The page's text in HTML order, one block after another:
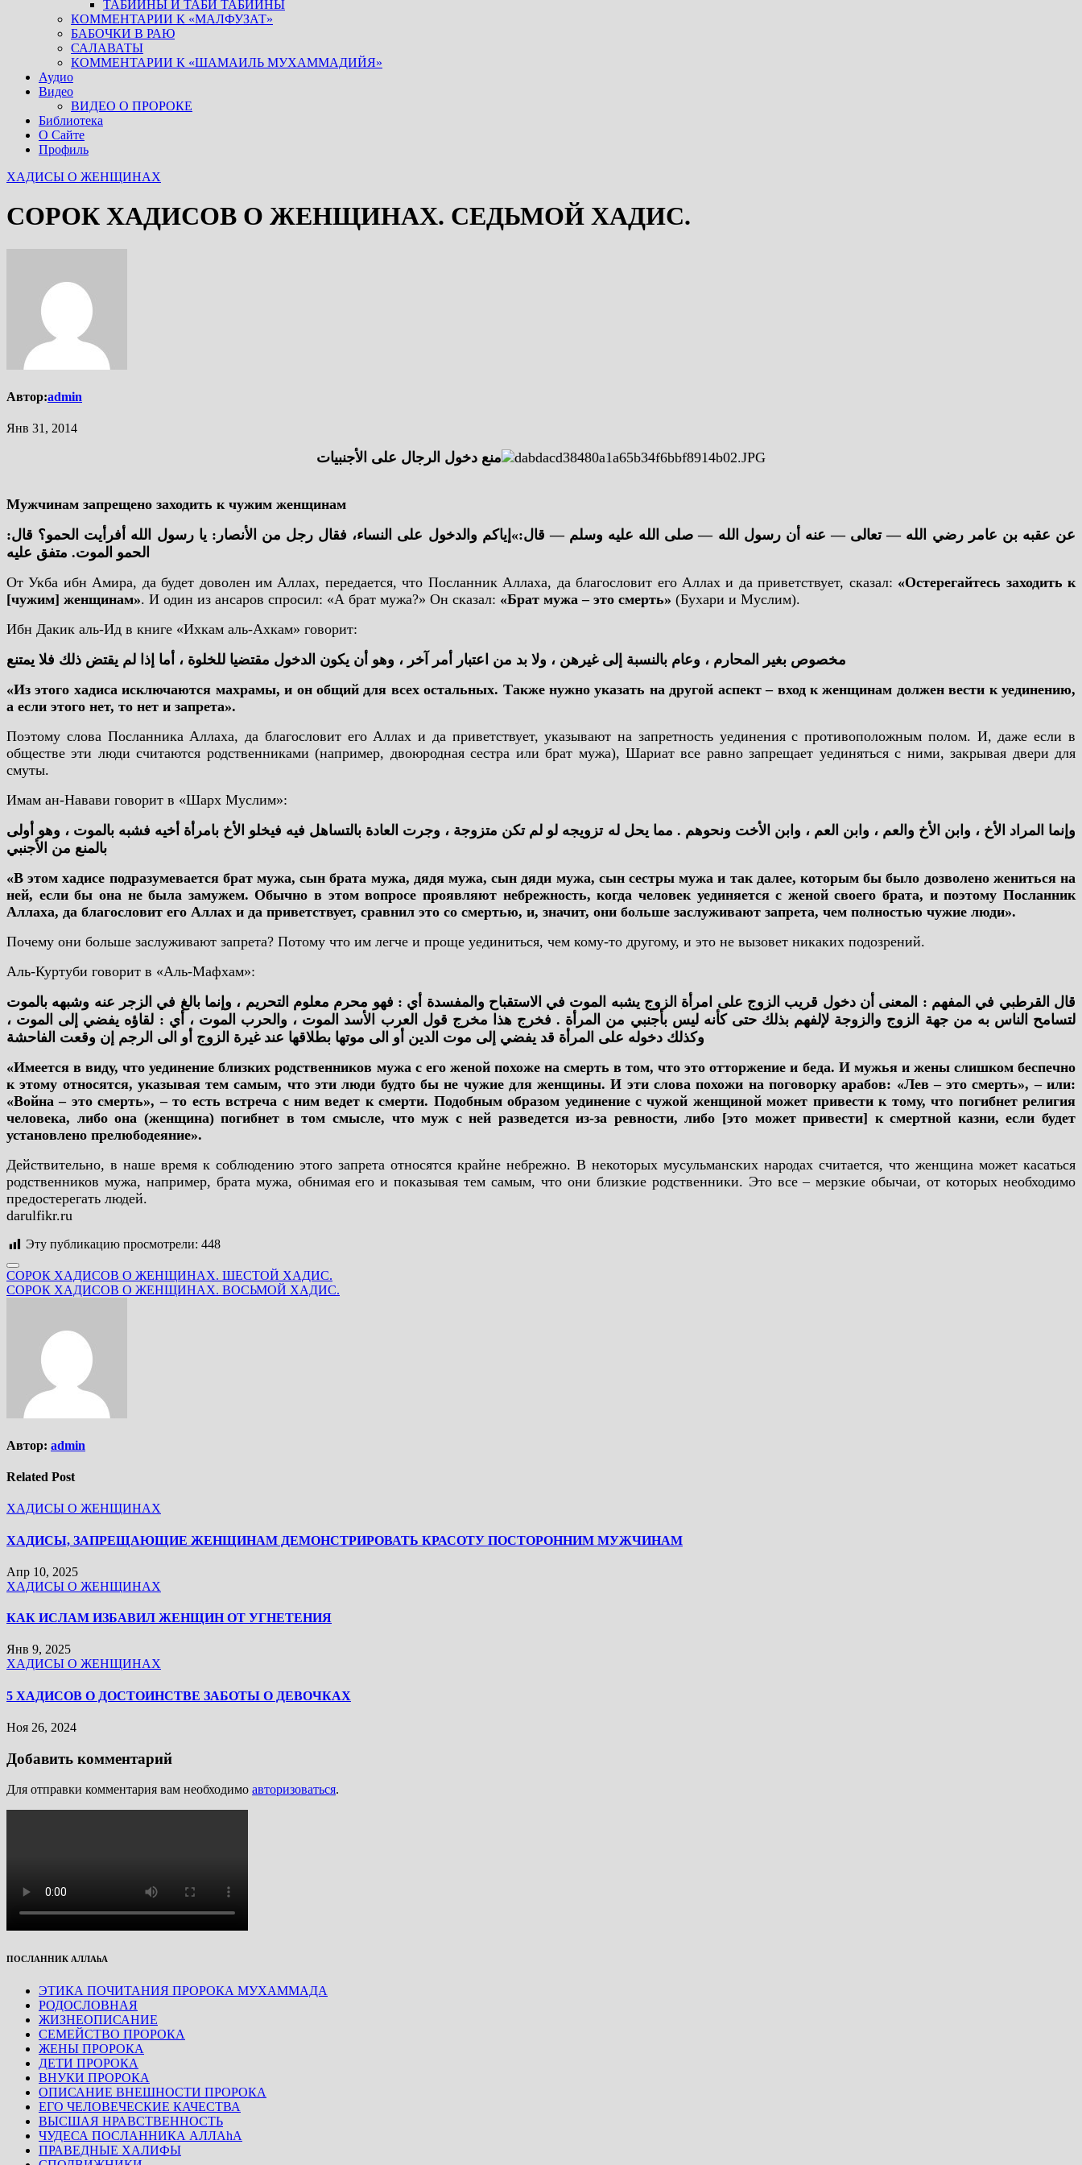
ТАБИИНЫ И ТАБИ ТАБИИНЫ
КОММЕНТАРИИ К «МАЛФУЗАТ»
БАБОЧКИ В РАЮ
САЛАВАТЫ
КОММЕНТАРИИ К «ШАМАИЛЬ МУХАММАДИЙЯ»
Аудио
Видео
ВИДЕО О ПРОРОКЕ
Библиотека
О Сайте
Профиль
ХАДИСЫ О ЖЕНЩИНАХ
СОРОК ХАДИСОВ О ЖЕНЩИНАХ. СЕДЬМОЙ ХАДИС.
Автор:admin
Янв 31, 2014
منع دخول الرجال على الأجنبيات
Мужчинам запрещено заходить к чужим женщинам
عن عقبه بن عامر رضي الله — تعالى — عنه أن رسول الله — صلى الله عليه وسلم — قال:»إياكم والدخول على النساء، فقال رجل من الأنصار: يا رسول الله أفرأيت الحمو؟ قال:
الحمو الموت. متفق عليه
От Укба ибн Амира, да будет доволен им Аллах, передается, что Посланник Аллаха, да благословит его Аллах и да приветствует, сказал: «Остерегайтесь заходить к
[чужим] женщинам». И один из ансаров спросил: «А брат мужа?» Он сказал: «Брат мужа – это смерть» (Бухари и Муслим).
Ибн Дакик аль-Ид в книге «Ихкам аль-Ахкам» говорит:
مخصوص بغير المحارم ، وعام بالنسبة إلى غيرهن ، ولا بد من اعتبار أمر آخر ، وهو أن يكون الدخول مقتضيا للخلوة ، أما إذا لم يقتض ذلك فلا يمتنع
«Из этого хадиса исключаются махрамы, и он общий для всех остальных. Также нужно указать на другой аспект – вход к женщинам должен вести к уединению,
а если этого нет, то нет и запрета».
Поэтому слова Посланника Аллаха, да благословит его Аллах и да приветствует, указывают на запретность уединения с противоположным полом. И, даже если в
обществе эти люди считаются родственниками (например, двоюродная сестра или брат мужа), Шариат все равно запрещает уединяться с ними, закрывая двери для
смуты.
Имам ан-Навави говорит в «Шарх Муслим»:
وإنما المراد الأخ ، وابن الأخ والعم ، وابن العم ، وابن الأخت ونحوهم . مما يحل له تزويجه لو لم تكن متزوجة ، وجرت العادة بالتساهل فيه فيخلو الأخ بامرأة أخيه فشبه بالموت ، وهو أولى
بالمنع من الأجنبي
«В этом хадисе подразумевается брат мужа, сын брата мужа, дядя мужа, сын дяди мужа, сын сестры мужа и так далее, которым бы было дозволено жениться на
ней, если бы она не была замужем. Обычно в этом вопросе проявляют небрежность, когда человек уединяется с женой своего брата, и поэтому Посланник
Аллаха, да благословит его Аллах и да приветствует, сравнил это со смертью, и, значит, они больше заслуживают запрета, чем полностью чужие люди».
Почему они больше заслуживают запрета? Потому что им легче и проще уединиться, чем кому-то другому, и это не вызовет никаких подозрений.
Аль-Куртуби говорит в «Аль-Мафхам»:
قال القرطبي في المفهم : المعنى أن دخول قريب الزوج على امرأة الزوج يشبه الموت في الاستقباح والمفسدة أي : فهو محرم معلوم التحريم ، وإنما بالغ في الزجر عنه وشبهه بالموت
لتسامح الناس به من جهة الزوج والزوجة لإلفهم بذلك حتى كأنه ليس بأجنبي من المرأة . فخرج هذا مخرج قول العرب الأسد الموت ، والحرب الموت ، أي : لقاؤه يفضي إلى الموت ،
وكذلك دخوله على المرأة قد يفضي إلى موت الدين أو الى موتها بطلاقها عند غيرة الزوج أو الى الرجم إن وقعت الفاحشة
«Имеется в виду, что уединение близких родственников мужа с его женой похоже на смерть в том, что это отторжение и беда. И мужья и жены слишком беспечно
к этому относятся, указывая тем самым, что эти люди будто бы не чужие для женщины. И эти слова похожи на поговорку арабов: «Лев – это смерть», – или:
«Война – это смерть», – то есть встреча с ним ведет к смерти. Подобным образом уединение с чужой женщиной может привести к тому, что погибнет религия
человека, либо она (женщина) погибнет в том смысле, что муж с ней разведется из-за ревности, либо [это может привести] к смертной казни, если будет
установлено прелюбодеяние».
Действительно, в наше время к соблюдению этого запрета относятся крайне небрежно. В некоторых мусульманских народах считается, что женщина может касаться
родственников мужа, например, брата мужа, обнимая его и показывая тем самым, что они близкие родственники. Это все – мерзкие обычаи, от которых необходимо
предостерегать людей.
darulfikr.ru
Эту публикацию просмотрели: 448
Навигация
по
СОРОК ХАДИСОВ О ЖЕНЩИНАХ. ШЕСТОЙ ХАДИС.
СОРОК ХАДИСОВ О ЖЕНЩИНАХ. ВОСЬМОЙ ХАДИС.
Автор: admin
Related Post
ХАДИСЫ О ЖЕНЩИНАХ
ХАДИСЫ, ЗАПРЕЩАЮЩИЕ ЖЕНЩИНАМ ДЕМОНСТРИРОВАТЬ КРАСОТУ ПОСТОРОННИМ МУЖЧИНАМ
Апр 10, 2025
ХАДИСЫ О ЖЕНЩИНАХ
КАК ИСЛАМ ИЗБАВИЛ ЖЕНЩИН ОТ УГНЕТЕНИЯ
Янв 9, 2025
ХАДИСЫ О ЖЕНЩИНАХ
5 ХАДИСОВ О ДОСТОИНСТВЕ ЗАБОТЫ О ДЕВОЧКАХ
Ноя 26, 2024
Добавить комментарий
Для отправки комментария вам необходимо авторизоваться.
ПОСЛАННИК АЛЛАhА
ЭТИКА ПОЧИТАНИЯ ПРОРОКА МУХАММАДА
РОДОСЛОВНАЯ
ЖИЗНЕОПИСАНИЕ
СЕМЕЙСТВО ПРОРОКА
ЖЕНЫ ПРОРОКА
ДЕТИ ПРОРОКА
ВНУКИ ПРОРОКА
ОПИСАНИЕ ВНЕШНОСТИ ПРОРОКА
ЕГО ЧЕЛОВЕЧЕСКИЕ КАЧЕСТВА
ВЫСШАЯ НРАВСТВЕННОСТЬ
ЧУДЕСА ПОСЛАННИКА АЛЛАhА
ПРАВЕДНЫЕ ХАЛИФЫ